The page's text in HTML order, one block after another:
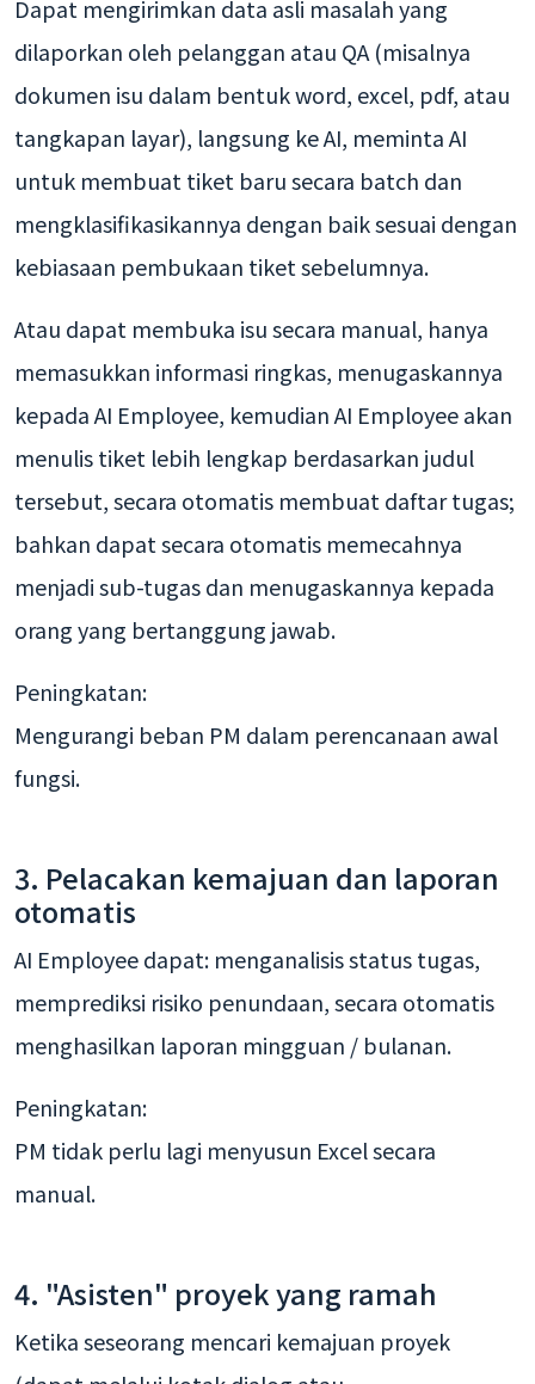
Dapat mengirimkan data asli masalah yang
dilaporkan oleh pelanggan atau QA (misalnya
dokumen isu dalam bentuk word, excel, pdf, atau
tangkapan layar), langsung ke AI, meminta AI
untuk membuat tiket baru secara batch dan
mengklasifikasikannya dengan baik sesuai dengan
kebiasaan pembukaan tiket sebelumnya.
Atau dapat membuka isu secara manual, hanya
memasukkan informasi ringkas, menugaskannya
kepada AI Employee, kemudian AI Employee akan
menulis tiket lebih lengkap berdasarkan judul
tersebut, secara otomatis membuat daftar tugas;
bahkan dapat secara otomatis memecahnya
menjadi sub-tugas dan menugaskannya kepada
orang yang bertanggung jawab.
Peningkatan:
Mengurangi beban PM dalam perencanaan awal
fungsi.
3. Pelacakan kemajuan dan laporan
otomatis
AI Employee dapat: menganalisis status tugas,
memprediksi risiko penundaan, secara otomatis
menghasilkan laporan mingguan / bulanan.
Peningkatan:
PM tidak perlu lagi menyusun Excel secara
manual.
4. "Asisten" proyek yang ramah
Ketika seseorang mencari kemajuan proyek